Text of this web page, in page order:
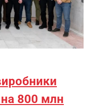
на 800 млн